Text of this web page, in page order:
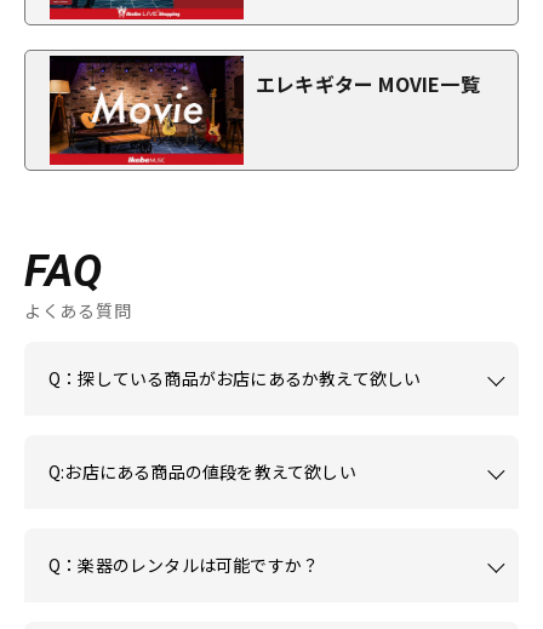
エレキギター MOVIE一覧
FAQ
よくある質問
Q：探している商品がお店にあるか教えて欲しい
Q:お店にある商品の値段を教えて欲しい
Q：楽器のレンタルは可能ですか？